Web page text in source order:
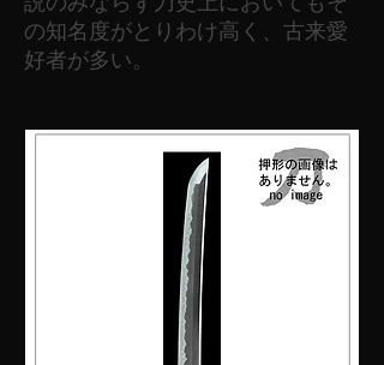
の知名度がとりわけ高く、古来愛
好者が多い。